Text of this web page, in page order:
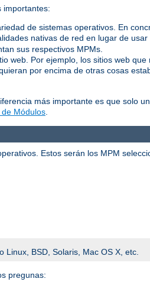
importantes:
de sistemas operativos. En
nativas de red en lugar de
sus respectivos MPMs.
web. Por ejemplo, los sitios web
por encima de otras cosas
más importante es que solo
Módulos
Estos serán los MPM
BSD, Solaris, Mac OS X, etc.
pregunas: